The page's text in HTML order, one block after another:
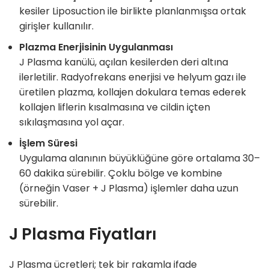
kesiler Liposuction ile birlikte planlanmışsa ortak
girişler kullanılır.
Plazma Enerjisinin Uygulanması
J Plasma kanülü, açılan kesilerden deri altına
ilerletilir. Radyofrekans enerjisi ve helyum gazı ile
üretilen plazma, kollajen dokulara temas ederek
kollajen liflerin kısalmasına ve cildin içten
sıkılaşmasına yol açar.
İşlem Süresi
Uygulama alanının büyüklüğüne göre ortalama 30–
60 dakika sürebilir. Çoklu bölge ve kombine
(örneğin Vaser + J Plasma) işlemler daha uzun
sürebilir.
J Plasma Fiyatları
J Plasma ücretleri; tek bir rakamla ifade